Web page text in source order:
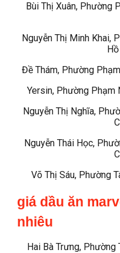
Bùi Thị Xuân, Phường
Nguyễn Thị Minh Khai,
Đề Thám, Phường
Yersin, Phường Phạm
Nguyễn Thị Nghĩa,
Nguyễn Thái Học,
Võ Thị Sáu, Phường
giá dầu ăn
nhiêu
Hai Bà Trưng, Phường